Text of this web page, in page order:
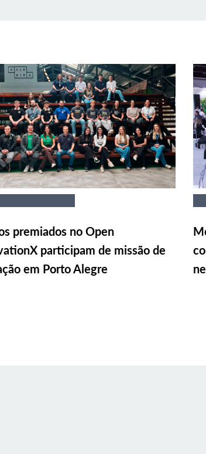
premiados no Open
participam de missão de
em Porto Alegre